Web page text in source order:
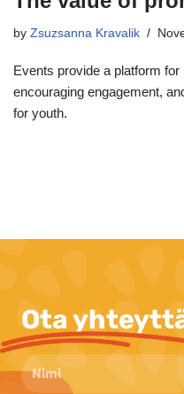
by Zsuzsanna Kravalik
Events provide a platform
encouraging engagement,
for youth.
Ota